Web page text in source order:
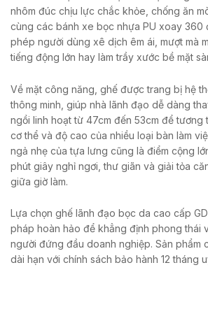
nhôm đúc chịu lực chắc khỏe, chống ăn
cùng các bánh xe bọc nhựa PU xoay 360
phép người dùng xê dịch êm ái, mượt mà
tiếng động lớn hay làm trầy xước bề mặt
Về mặt công năng, ghế được trang bị hệ
thông minh, giúp nhà lãnh đạo dễ dàng
ngồi linh hoạt từ 47cm đến 53cm để tương
cơ thể và độ cao của nhiều loại bàn làm
ngả nhẹ của tựa lưng cũng là điểm cộng
phút giây nghỉ ngơi, thư giãn và giải tỏa
giữa giờ làm.
Lựa chọn ghế lãnh đạo bọc da cao cấp
pháp hoàn hảo để khẳng định phong thái
người đứng đầu doanh nghiệp. Sản phẩm
dài hạn với chính sách bảo hành 12 tháng